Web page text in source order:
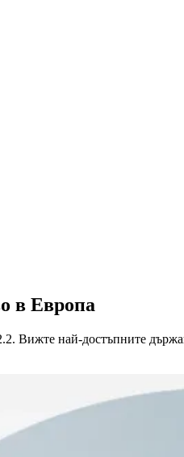
в Европа
Вижте най-достъпните